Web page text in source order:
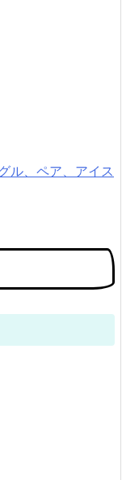
ル、ペア、アイス